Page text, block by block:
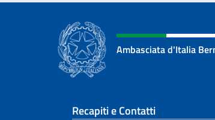
Ambasciata d'Italia
Sezione footer
Recapiti e Contatti